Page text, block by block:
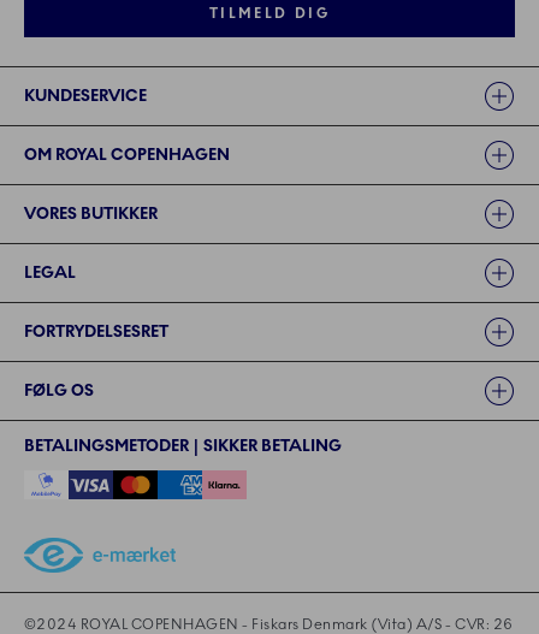
TILMELD DIG
KUNDESERVICE
OM ROYAL COPENHAGEN
VORES BUTIKKER
LEGAL
FORTRYDELSESRET
FØLG OS
BETALINGSMETODER | SIKKER BETALING
©2024 ROYAL COPENHAGEN - - Fiskars Denmark (Vita) A/S
©2024 ROYAL COPENHAGEN - Fiskars Denmark (Vita) A/S - CVR: 26